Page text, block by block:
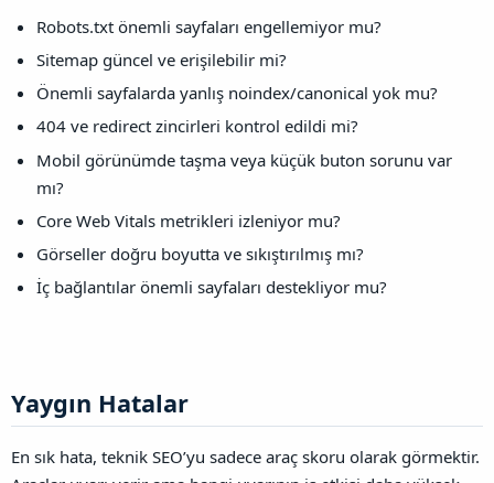
Robots.txt önemli sayfaları engellemiyor mu?
Sitemap güncel ve erişilebilir mi?
Önemli sayfalarda yanlış noindex/canonical yok mu?
404 ve redirect zincirleri kontrol edildi mi?
Mobil görünümde taşma veya küçük buton sorunu var
mı?
Core Web Vitals metrikleri izleniyor mu?
Görseller doğru boyutta ve sıkıştırılmış mı?
İç bağlantılar önemli sayfaları destekliyor mu?
Yaygın Hatalar​
En sık hata, teknik SEO’yu sadece araç skoru olarak görmektir.